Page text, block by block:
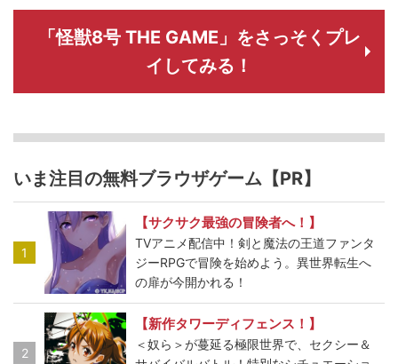
「怪獣8号 THE GAME」をさっそくプレ
イしてみる！
いま注目の無料ブラウザゲーム【PR】
1
【サクサク最強の冒険者へ！】
TVアニメ配信中！剣と魔法の王道ファンタ
ジーRPGで冒険を始めよう。異世界転生へ
の扉が今開かれる！
2
【新作タワーディフェンス！】
＜奴ら＞が蔓延る極限世界で、セクシー＆